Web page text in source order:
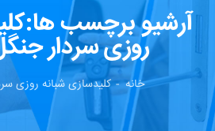
آرشیو برچسب
روزی سردار
خانه کلیدسازی شبانه روزی